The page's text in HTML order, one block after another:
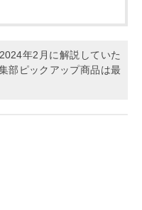
年2月に解説していた
部ピックアップ商品は最